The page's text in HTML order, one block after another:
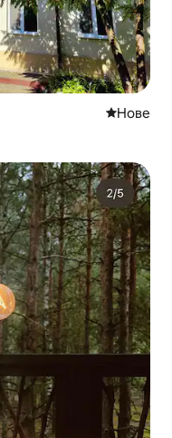
Нове
Нове